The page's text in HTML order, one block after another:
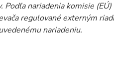
Podľa nariadenia komisie
regulované externým
nariadeniu.